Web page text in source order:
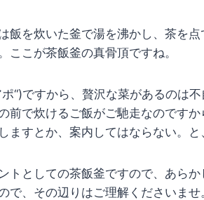
飯を炊いた釜で湯を沸かし、茶を
ここが茶飯釜の真骨頂ですね。
“)ですから、贅沢な菜があるのは
前で炊けるご飯がご馳走なのです
ますとか、案内してはならない。と
トとしての茶飯釜ですので、あら
で、その辺りはご理解くださいませ